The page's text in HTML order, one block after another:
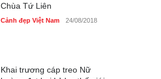
Cảnh đẹp Việt Nam
Chùa Tứ Liên
Cảnh đẹp Việt Nam 24/08/2018
Khai trương cáp treo Nữ